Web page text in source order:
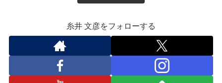
糸井 文彦をフォローする